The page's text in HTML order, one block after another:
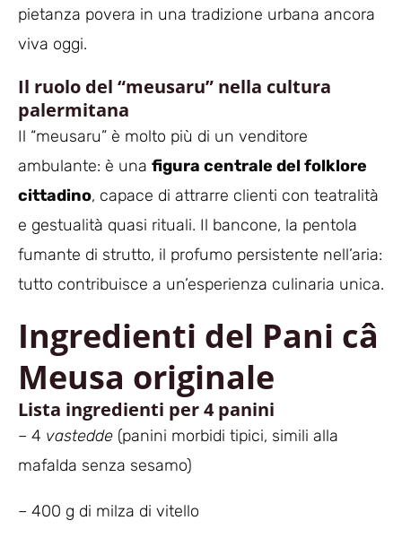
pietanza povera in una tradizione urbana ancora
viva oggi.
Il ruolo del “meusaru” nella cultura
palermitana
Il “meusaru” è molto più di un venditore
ambulante: è una figura centrale del folklore
cittadino, capace di attrarre clienti con teatralità
e gestualità quasi rituali. Il bancone, la pentola
fumante di strutto, il profumo persistente nell’aria:
tutto contribuisce a un’esperienza culinaria unica.
Ingredienti del Pani câ
Meusa originale
Lista ingredienti per 4 panini
– 4 vastedde (panini morbidi tipici, simili alla
mafalda senza sesamo)
– 400 g di milza di vitello